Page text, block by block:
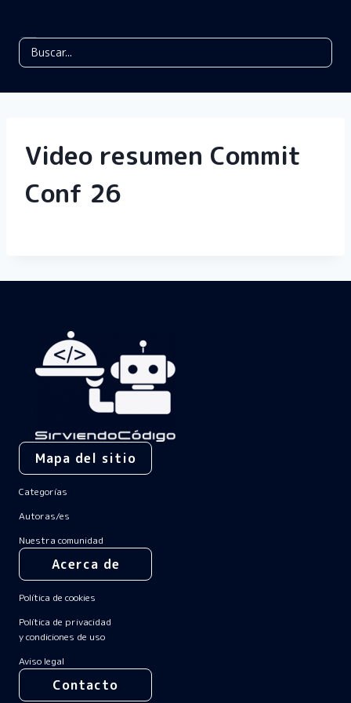
Video resumen Commit
Conf 26
Mapa del sitio
Categorías
Autoras/es
Nuestra comunidad
Acerca de
Política de cookies
Política de privacidad
y condiciones de uso
Aviso legal
Contacto